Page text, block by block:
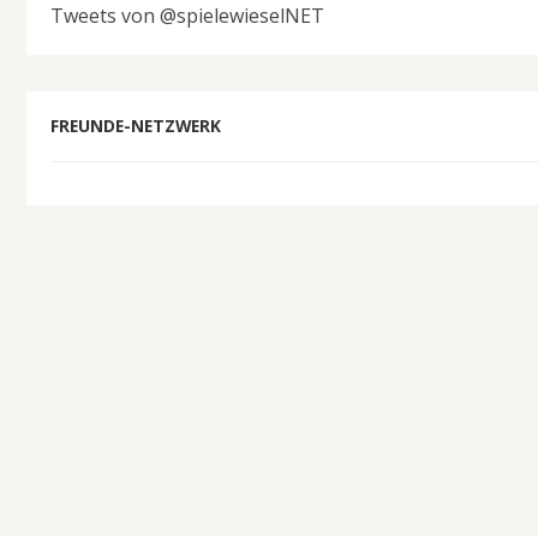
Tweets von @spielewieselNET
FREUNDE-NETZWERK